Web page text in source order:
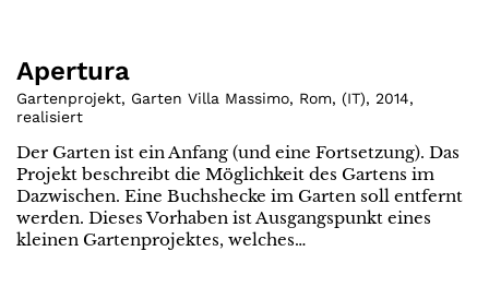
Apertura
Gartenprojekt, Garten Villa Massimo, Rom, (IT), 2014,
realisiert
Der Garten ist ein Anfang (und eine Fortsetzung). Das
Projekt beschreibt die Möglichkeit des Gartens im
Dazwischen. Eine Buchshecke im Garten soll entfernt
werden. Dieses Vorhaben ist Ausgangspunkt eines
kleinen Gartenprojektes, welches…